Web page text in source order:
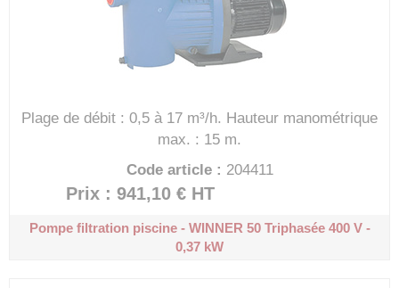
Plage de débit : 0,5 à 17 m³/h. Hauteur manométrique
max. : 15 m.
Code article : 204411
Prix : 941,10 € HT
Pompe filtration piscine - WINNER 50Triphasée 400 V -
0,37 kW